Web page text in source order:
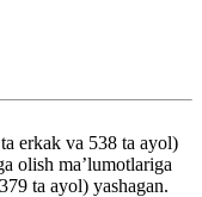
erkak va 538 ta ayol)
olish maʼlumotlariga
ta ayol) yashagan.